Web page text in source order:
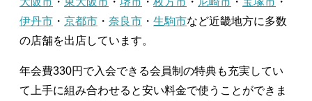
伊丹市 ・ 京都市 ・ 奈良市 ・ 生駒市など近畿地方に多数
の店舗を出店しています。
年会費330円で入会できる会員制の特典も充実してい
て上手に組み合わせると安い料金で使うことができま